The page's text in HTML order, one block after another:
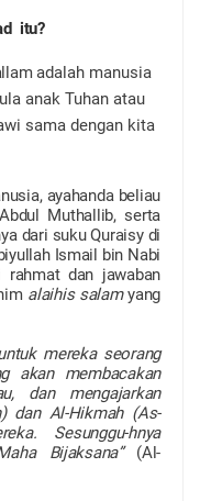
itu?
adalah manusia
anak Tuhan atau
sama dengan kita
ayahanda beliau
Muthallib, serta
dari suku Quraisy di
Ismail bin Nabi
rahmat dan jawaban
alaihis salamyang
mereka seorang
akan membacakan
dan mengajarkan
dan Al-Hikmah (As-
Sesunggu-hnya
Bijaksana” (Al-